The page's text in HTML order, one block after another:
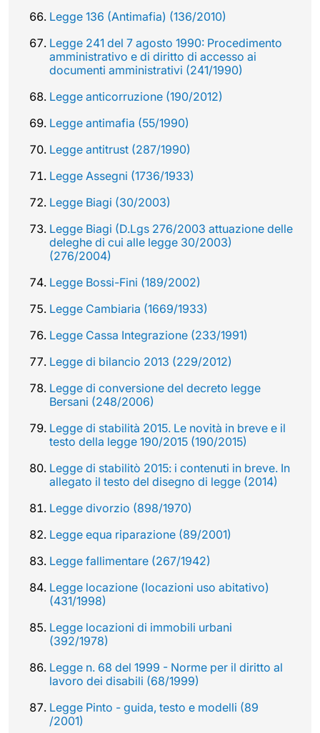
Legge 136 (Antimafia) (136/2010)
Legge 241 del 7 agosto 1990: Procedimento
amministrativo e di diritto di accesso ai
documenti amministrativi (241/1990)
Legge anticorruzione (190/2012)
Legge antimafia (55/1990)
Legge antitrust (287/1990)
Legge Assegni (1736/1933)
Legge Biagi (30/2003)
Legge Biagi (D.Lgs 276/2003 attuazione delle
deleghe di cui alle legge 30/2003)
(276/2004)
Legge Bossi-Fini (189/2002)
Legge Cambiaria (1669/1933)
Legge Cassa Integrazione (233/1991)
Legge di bilancio 2013 (229/2012)
Legge di conversione del decreto legge
Bersani (248/2006)
Legge di stabilità 2015. Le novità in breve e il
testo della legge 190/2015 (190/2015)
Legge di stabilitò 2015: i contenuti in breve. In
allegato il testo del disegno di legge (2014)
Legge divorzio (898/1970)
Legge equa riparazione (89/2001)
Legge fallimentare (267/1942)
Legge locazione (locazioni uso abitativo)
(431/1998)
Legge locazioni di immobili urbani
(392/1978)
Legge n. 68 del 1999 - Norme per il diritto al
lavoro dei disabili (68/1999)
Legge Pinto - guida, testo e modelli (89
/2001)